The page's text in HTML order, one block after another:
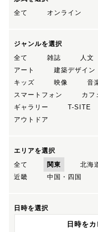
全て
オンライン
ジャンルを選択
全て
雑誌 人文
アート
建築デザイン
キッズ
映像 音
スマートフォン
カフ
ギャラリー
T-SITE
アウトドア
エリアを選択
全て
関東 北海
近畿
中国・四国
日時を選択
日時を